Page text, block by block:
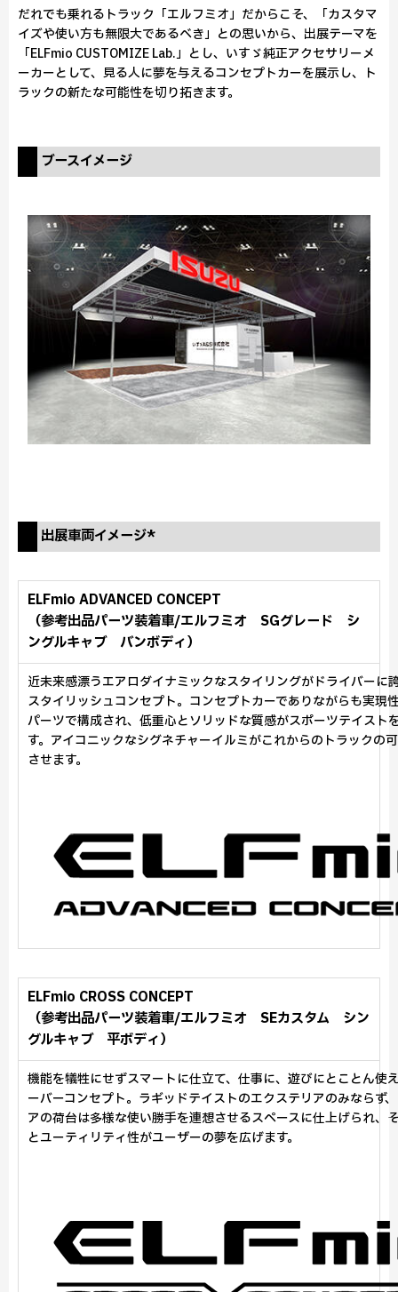
だれでも乗れるトラック「エルフミオ」だからこそ、「カスタマ
イズや使い方も無限大であるべき」との思いから、出展テーマを
「ELFmio CUSTOMIZE Lab.」とし、いすゞ純正アクセサリーメ
ーカーとして、見る人に夢を与えるコンセプトカーを展示し、ト
ラックの新たな可能性を切り拓きます。
ブースイメージ
出展車両イメージ*
ELFmio ADVANCED CONCEPT
（参考出品パーツ装着車/エルフミオ SGグレード シ
ングルキャブ バンボディ）
近未来感漂うエアロダイナミックなスタイリングがドライバーに
スタイリッシュコンセプト。コンセプトカーでありながらも実現
パーツで構成され、低重心とソリッドな質感がスポーツテイスト
す。アイコニックなシグネチャーイルミがこれからのトラックの
させます。
ELFmio CROSS CONCEPT
（参考出品パーツ装着車/エルフミオ SEカスタム シン
グルキャブ 平ボディ）
機能を犠牲にせずスマートに仕立て、仕事に、遊びにとことん使
ーバーコンセプト。ラギッドテイストのエクステリアのみならず
アの荷台は多様な使い勝手を連想させるスペースに仕上げられ、
とユーティリティ性がユーザーの夢を広げます。